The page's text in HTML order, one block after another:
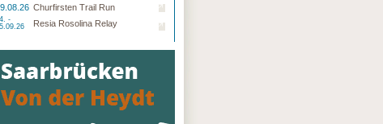
Churfirsten Trail Run
-
Resia Rosolina Relay